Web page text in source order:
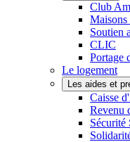
Club
Maisons
Soutien
CLIC
Portage
Le logement
Les aides et
Caisse
Revenu
Sécurité